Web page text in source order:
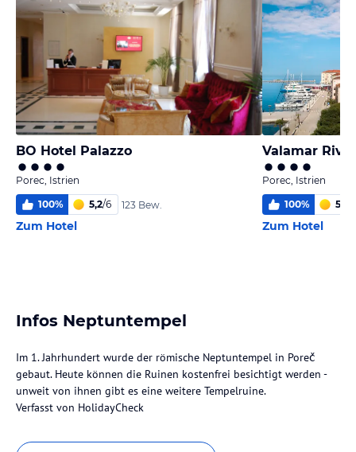
BO Hotel Palazzo
Porec, Istrien
100% 5,2/6 123 Bew.
Zum Hotel
Valamar
Porec, Istrien
100% 5,6
Zum Hotel
Infos Neptuntempel
Im 1. Jahrhundert wurde der römische Neptuntempel in Poreč
gebaut. Heute können die Ruinen kostenfrei besichtigt werden -
unweit von ihnen gibt es eine weitere Tempelruine.
Verfasst von HolidayCheck